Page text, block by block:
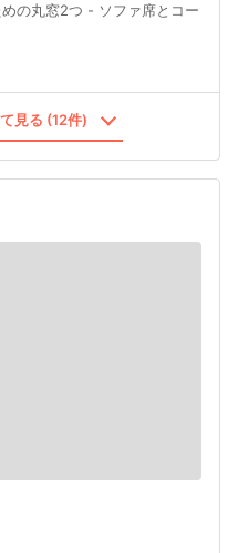
の丸窓2つ - ソファ席とコー
見る (12件)